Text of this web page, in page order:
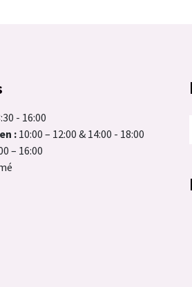
- 16:00
:10:00 – 12:00 & 14:00 - 18:00
– 16:00